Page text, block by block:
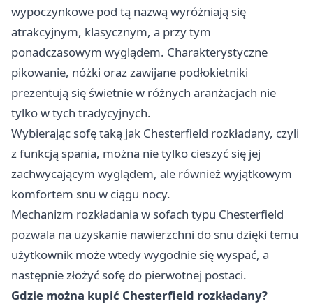
wypoczynkowe pod tą nazwą wyróżniają się
atrakcyjnym, klasycznym, a przy tym
ponadczasowym wyglądem. Charakterystyczne
pikowanie, nóżki oraz zawijane podłokietniki
prezentują się świetnie w różnych aranżacjach nie
tylko w tych tradycyjnych.
Wybierając sofę taką jak Chesterfield rozkładany, czyli
z funkcją spania, można nie tylko cieszyć się jej
zachwycającym wyglądem, ale również wyjątkowym
komfortem snu w ciągu nocy.
Mechanizm rozkładania w sofach typu Chesterfield
pozwala na uzyskanie nawierzchni do snu dzięki temu
użytkownik może wtedy wygodnie się wyspać, a
następnie złożyć sofę do pierwotnej postaci.
Gdzie można kupić Chesterfield rozkładany?